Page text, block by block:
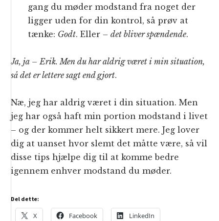
gang du møder modstand fra noget der
ligger uden for din kontrol, så prøv at
tænke: Godt. Eller –det bliver spændende.
Ja, ja – Erik. Men du har aldrig været i min situation,
så det er lettere sagt end gjort.
Næ, jeg har aldrig været i din situation. Men
jeg har også haft min portion modstand i livet
– og der kommer helt sikkert mere. Jeg lover
dig at uanset hvor slemt det måtte være, så vil
disse tips hjælpe dig til at komme bedre
igennem enhver modstand du møder.
Del dette:
X Facebook LinkedIn